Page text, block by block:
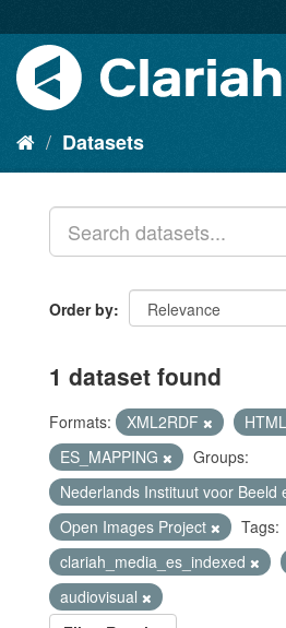
Datasets
Order by
1 dataset found
Formats: XML2RDF
HTML
ES_MAPPING
Groups:
Nederlands Instituut voor Beeld
Open Images Project
Tags:
clariah_media_es_indexed
audiovisual